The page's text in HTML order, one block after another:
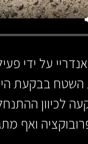
אנדריי על
בבקעת
לכיוון
ואף